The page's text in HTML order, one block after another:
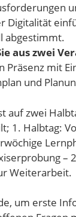
abgestimmt.
aus zwei
Präsenz mit
und
auf zwei
1. Halbtag:
–
Weiterarbeit.
um erste